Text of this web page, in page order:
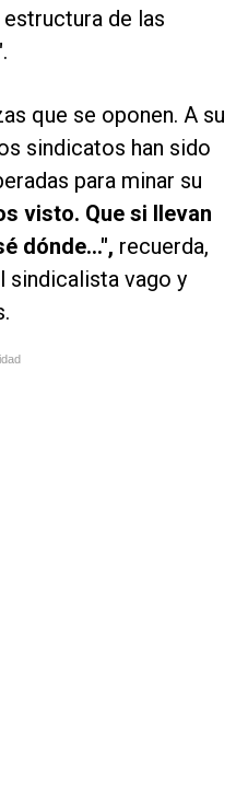
de las
que se oponen. A su
sindicatos han sido
para minar su
visto. Que si llevan
dónde...", recuerda,
sindicalista vago y